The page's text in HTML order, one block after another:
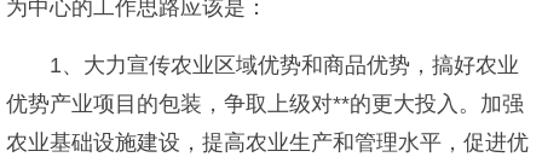
为中心的工作思路应该是：
1、大力宣传农业区域优势和商品优势，搞好农业
优势产业项目的包装，争取上级对**的更大投入。加强
农业基础设施建设，提高农业生产和管理水平，促进优